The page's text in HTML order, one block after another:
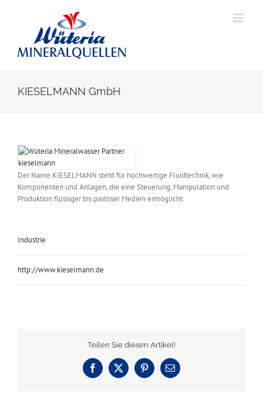
KIESELMANN GmbH
View
Larger
Image
Der Name KIESELMANN steht für hochwertige Fluidtechnik, wie
Komponenten und Anlagen, die eine Steuerung, Manipulation und
Produktion flüssiger bis pastöser Medien ermöglicht.
Industrie
http://www.kieselmann.de
Teilen Sie diesen Artikel!
Facebook
X PinterestE-
Mail